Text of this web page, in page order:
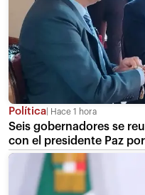
Política Hace 1 hora
Seis gobernadores se
con el presidente Paz